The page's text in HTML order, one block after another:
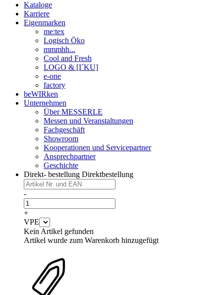
Kataloge
Karriere
Eigenmarken
me:tex
Logisch Öko
mmmhh...
Cool and Fresh
LOGO & [I´KU]
e-one
factory
beWIRken
Unternehmen
Über MESSERLE
Messen und Veranstaltungen
Fachgeschäft
Showroom
Kooperationen und Servicepartner
Ansprechpartner
Geschichte
Direkt- bestellung Direktbestellung
-
+
VPE
Kein Artikel gefunden
Artikel wurde zum Warenkorb hinzugefügt